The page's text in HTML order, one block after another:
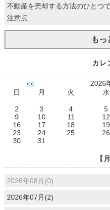
不動産を売却する方法のひとつ
注意点
もっ
カレ
<<
2026
日
月 火 水
2
3 4 5
9
10 11 12
16
17 18 19
23
24 25 26
30
31
【
2026年08月(0)
2026年07月(2)